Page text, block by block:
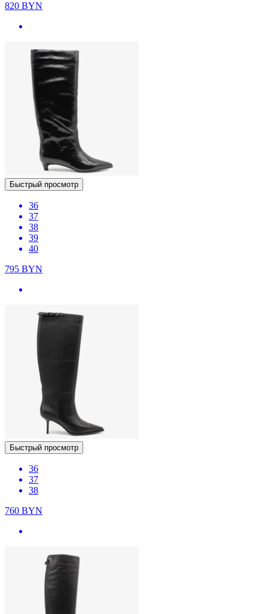
820 BYN
Быстрый просмотр
36
37
38
39
40
795 BYN
Быстрый просмотр
36
37
38
760 BYN